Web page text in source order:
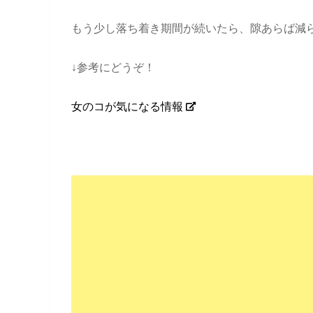
もう少し落ち着き期間が続いたら、隙あらば減
↓参考にどうぞ！
女のコが気になる情報